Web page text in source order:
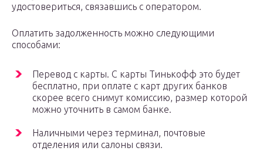
удостовериться, связавшись с оператором.
Оплатить задолженность можно следующими
способами:
Перевод с карты. С карты Тинькофф это будет
бесплатно, при оплате с карт других банков
скорее всего снимут комиссию, размер которой
можно уточнить в самом банке.
Наличными через терминал, почтовые
отделения или салоны связи.